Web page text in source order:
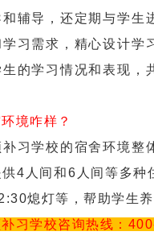
辅导，还定期与学生
习需求，精心设计学
的学习情况和表现，
境咋样？
学校的宿舍环境整体
4人间和6人间等多种
熄灯等，帮助学生
习学校咨询热线：